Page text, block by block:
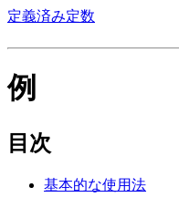
定義済み定数
例
目次
基本的な使用法